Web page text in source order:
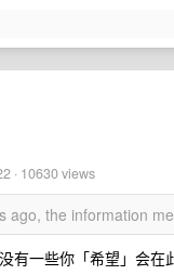
· 10630 views
ago, the information
有一些你「希望」会在